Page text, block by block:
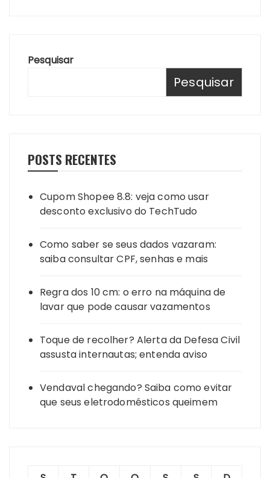
Pesquisar
Pesquisar
POSTS RECENTES
Cupom Shopee 8.8: veja como usar
desconto exclusivo do TechTudo
Como saber se seus dados vazaram:
saiba consultar CPF, senhas e mais
Regra dos 10 cm: o erro na máquina de
lavar que pode causar vazamentos
Toque de recolher? Alerta da Defesa Civil
assusta internautas; entenda aviso
Vendaval chegando? Saiba como evitar
que seus eletrodomésticos queimem